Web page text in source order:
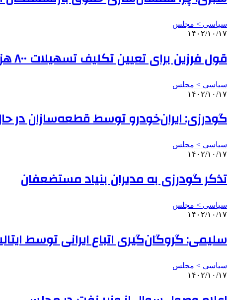
سیاسی > مجلس
۱۴۰۲/۱۰/۱۷
قول فرزین برای تعیین تکلیف تسهیلات ۸۰۰ هزار متقاضی مسکن
سیاسی > مجلس
۱۴۰۲/۱۰/۱۷
گودرزی: ایران‌خودرو توسط قطعه‌سازان در
سیاسی > مجلس
۱۴۰۲/۱۰/۱۷
تذکر گودرزی به مدیران بنیاد مستضعفان
سیاسی > مجلس
۱۴۰۲/۱۰/۱۷
سلیمی: گروگان‌گیری اتباع ایرانی توسط
سیاسی > مجلس
۱۴۰۲/۱۰/۱۷